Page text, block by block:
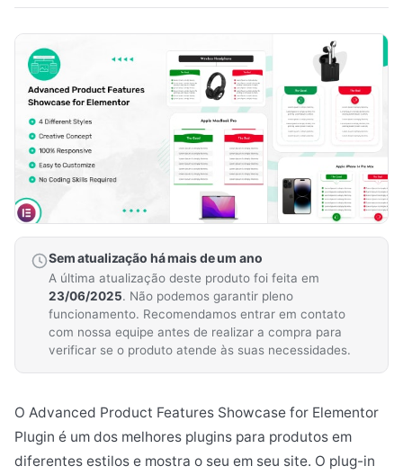
Sem atualização há mais de um ano
A última atualização deste produto foi feita em
23/06/2025. Não podemos garantir pleno
funcionamento. Recomendamos entrar em contato
com nossa equipe antes de realizar a compra para
verificar se o produto atende às suas necessidades.
O Advanced Product Features Showcase for Elementor
Plugin é um dos melhores plugins para produtos em
diferentes estilos e mostra o seu em seu site. O plug-in